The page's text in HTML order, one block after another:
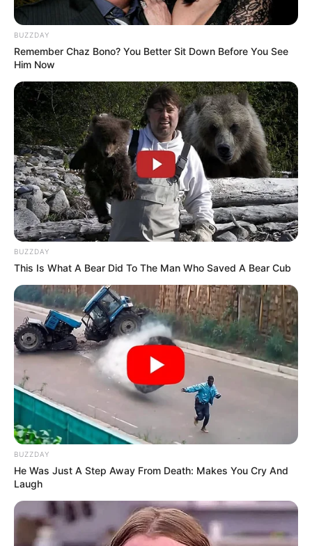
ΣΠΑΜΕ ΤΟ ΜΑΤΡΙΞ – ΤΟ ΒΙΒΛΙΟ
BUZZDAY
Remember Chaz Bono? You Better Sit Down Before You See
Him Now
BUZZDAY
This Is What A Bear Did To The Man Who Saved A Bear Cub
BUZZDAY
He Was Just A Step Away From Death: Makes You Cry And
Laugh